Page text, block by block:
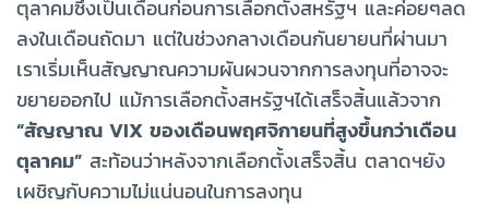
ตุลาคมซึ่งเป็นเดือนก่อนการเลือกตั้งสหรัฐฯ และค่อยๆลด
ลงในเดือนถัดมา แต่ในช่วงกลางเดือนกันยายนที่ผ่านมา
เราเริ่มเห็นสัญญาณความผันผวนจากการลงทุนที่อาจจะ
ขยายออกไป แม้การเลือกตั้งสหรัฐฯได้เสร็จสิ้นแล้วจาก
“สัญญาณ VIX ของเดือนพฤศจิกายนที่สูงขึ้นกว่าเดือน
ตุลาคม” สะท้อนว่าหลังจากเลือกตั้งเสร็จสิ้น ตลาดฯยัง
เผชิญกับความไม่แน่นอนในการลงทุน